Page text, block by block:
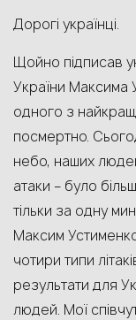
Дорогі українці.
Щойно підписав
України Максима
одного з
посмертно.
небо, наших
атаки – було
тільки за одну
Максим
чотири типи
результати для
людей. Мої